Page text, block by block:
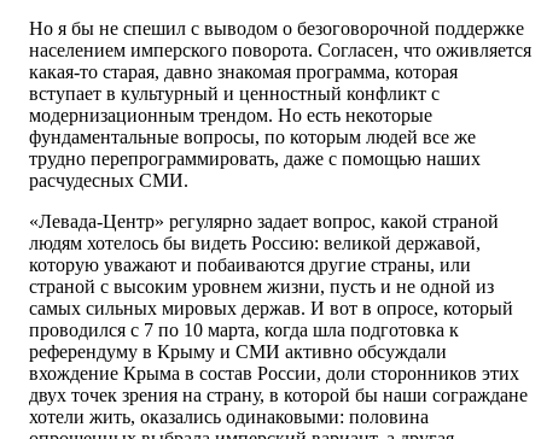
Но я бы не спешил с выводом о безоговорочной поддержке
населением имперского поворота. Согласен, что оживляется
какая-то старая, давно знакомая программа, которая
вступает в культурный и ценностный конфликт с
модернизационным трендом. Но есть некоторые
фундаментальные вопросы, по которым людей все же
трудно перепрограммировать, даже с помощью наших
расчудесных СМИ.
«Левада-Центр» регулярно задает вопрос, какой страной
людям хотелось бы видеть Россию: великой державой,
которую уважают и побаиваются другие страны, или
страной с высоким уровнем жизни, пусть и не одной из
самых сильных мировых держав. И вот в опросе, который
проводился с 7 по 10 марта, когда шла подготовка к
референдуму в Крыму и СМИ активно обсуждали
вхождение Крыма в состав России, доли сторонников этих
двух точек зрения на страну, в которой бы наши сограждане
хотели жить, оказались одинаковыми: половина